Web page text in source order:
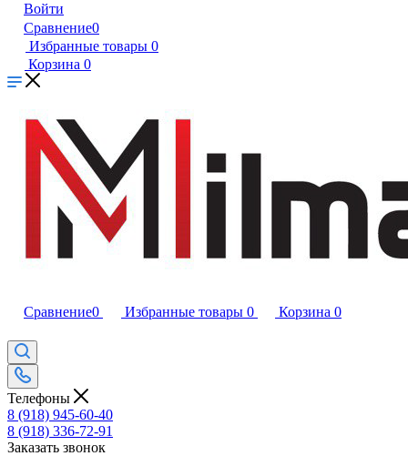
Войти
Сравнение0
Избранные товары 0
Корзина 0
Сравнение0 Избранные товары 0 Корзина 0
Телефоны
8 (918) 945-60-40
8 (918) 336-72-91
Заказать звонок